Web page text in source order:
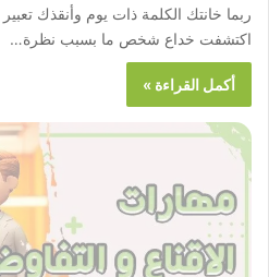
ربما خانتك الكلمة ذات يوم وأنقذك
اكتشفت خداع شخص ما بسبب نظرة…
أكمل القراءة »